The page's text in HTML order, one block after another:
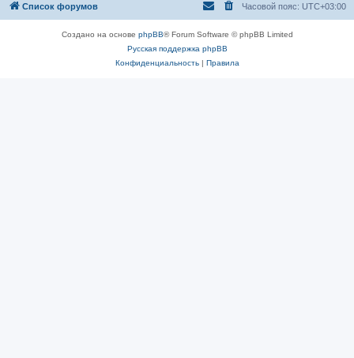
Список форумов Часовой пояс: UTC+03:00
Создано на основе phpBB® Forum Software © phpBB Limited
Русская поддержка phpBB
Конфиденциальность| Правила